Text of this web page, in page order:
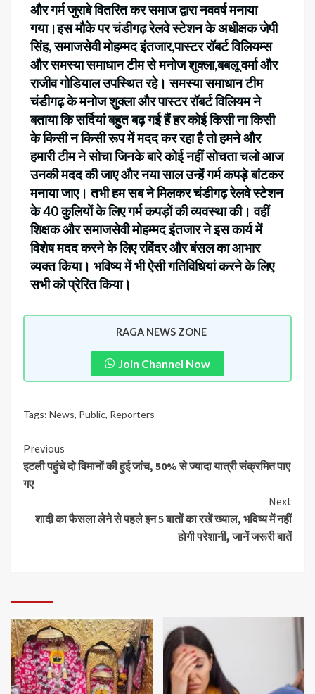
और गर्म जुराबे वितरित कर समाज द्वारा नववर्ष मनाया
गया।इस मौके पर चंडीगढ़ रेलवे स्टेशन के अधीक्षक जेपी
सिंह, समाजसेवी मोहम्मद इंतजार,पास्टर रॉबर्ट विलियम्स
और समस्या समाधान टीम से मनोज शुक्ला,बबलू वर्मा और
राजीव गोडियाल उपस्थित रहे। समस्या समाधान टीम
चंडीगढ़ के मनोज शुक्ला और पास्टर रॉबर्ट विलियम ने
बताया कि सर्दियां बहुत बढ़ गई हैं हर कोई किसी ना किसी
के किसी न किसी रूप में मदद कर रहा है तो हमने और
हमारी टीम ने सोचा जिनके बारे कोई नहीं सोचता चलो आज
उनकी मदद की जाए और नया साल उन्हें गर्म कपड़े बांटकर
मनाया जाए। तभी हम सब ने मिलकर चंडीगढ़ रेलवे स्टेशन
के 40 कुलियों के लिए गर्म कपड़ों की व्यवस्था की। वहीं
शिक्षक और समाजसेवी मोहम्मद इंतजार ने इस कार्य में
विशेष मदद करने के लिए रविंदर और बंसल का आभार
व्यक्त किया। भविष्य में भी ऐसी गतिविधियां करने के लिए
सभी को प्रेरित किया।
RAGA NEWS ZONE
Join Channel Now
Tags: News, Public, Reporters
Previous
इटली पहुंचे दो विमानों की हुई जांच, 50% से ज्यादा यात्री संक्रमित पाए
गए
Next
शादी का फैसला लेने से पहले इन 5 बातों का रखें ख्याल, भविष्य में नहीं
होगी परेशानी, जानें जरूरी बातें